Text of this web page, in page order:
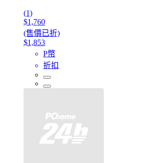
(1)
$1,760
(售價已折)
$1,853
P幣
折扣